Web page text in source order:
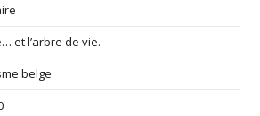
et l’arbre de vie.
belge